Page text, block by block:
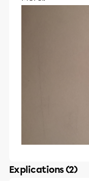
Explications (2)